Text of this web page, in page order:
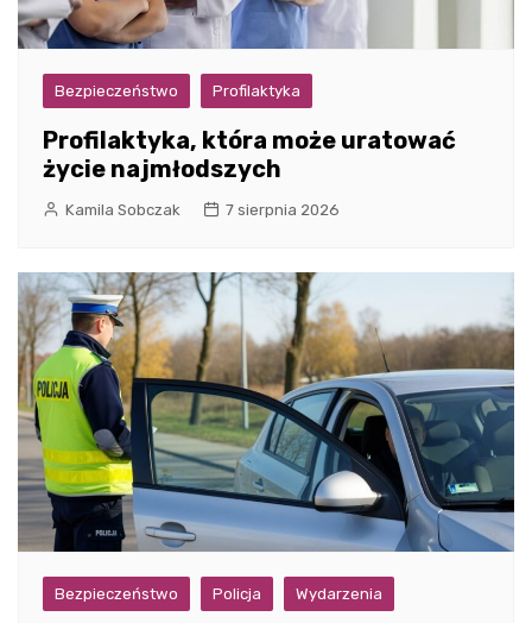
Bezpieczeństwo Profilaktyka
Profilaktyka, która może uratować
życie najmłodszych
Kamila Sobczak 7 sierpnia 2026
Bezpieczeństwo Policja Wydarzenia